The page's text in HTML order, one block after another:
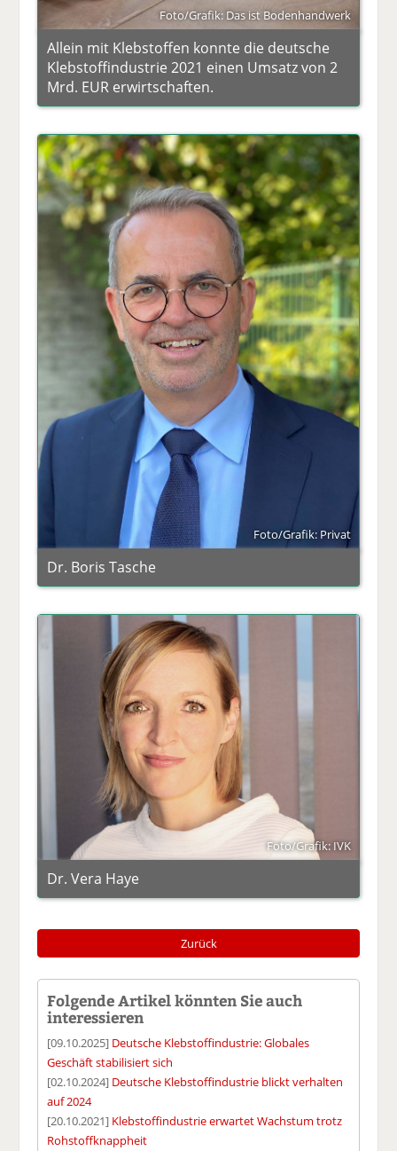
Foto/Grafik: Das ist Bodenhandwerk
Allein mit Klebstoffen konnte die deutsche
Klebstoffindustrie 2021 einen Umsatz von 2
Mrd. EUR erwirtschaften.
Foto/Grafik: Privat
Dr. Boris Tasche
Foto/Grafik: IVK
Dr. Vera Haye
Zurück
Folgende Artikel könnten Sie auch
interessieren
[09.10.2025] Deutsche Klebstoffindustrie: Globales
Geschäft stabilisiert sich
[02.10.2024] Deutsche Klebstoffindustrie blickt verhalten
auf 2024
[20.10.2021] Klebstoffindustrie erwartet Wachstum trotz
Rohstoffknappheit